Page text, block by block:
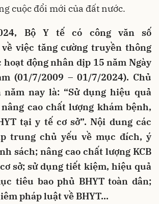
cuộc đổi mới của đất nước.
Bộ Y tế có công văn số
về việc tăng cường truyền thông
hoạt động nhân dịp 15 năm Ngày
(01/7/2009 – 01/7/2024). Chủ
năm nay là: “Sử dụng hiệu quả
nâng cao chất lượng khám bệnh,
tại y tế cơ sở”. Nội dung các
trung chủ yếu về mục đích, ý
sách; nâng cao chất lượng KCB
sở; sử dụng tiết kiệm, hiệu quả
tiêu bao phủ BHYT toàn dân;
pháp luật về BHYT…